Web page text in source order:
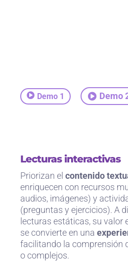
Demo 1 Demo
Lecturas interactivas
Priorizan el contenido
enriquecen con recursos
audios, imágenes) y
(preguntas y ejercicios). A
lecturas estáticas, su valor
se convierte en una
facilitando la comprensión
o complejos.